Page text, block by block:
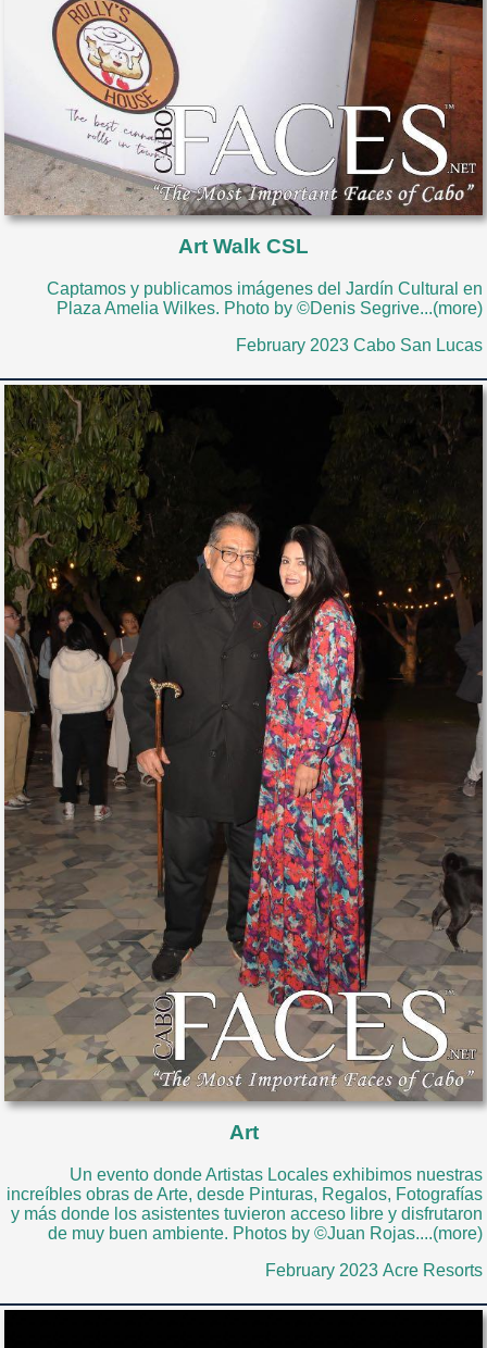
Art Walk CSL
Captamos y publicamos imágenes del Jardín Cultural en
Plaza Amelia Wilkes. Photo by ©Denis Segrive...(more)
February 2023 Cabo San Lucas
Art
Un evento donde Artistas Locales exhibimos nuestras
increíbles obras de Arte, desde Pinturas, Regalos, Fotografías
y más donde los asistentes tuvieron acceso libre y disfrutaron
de muy buen ambiente. Photos by ©Juan Rojas....(more)
February 2023 Acre Resorts